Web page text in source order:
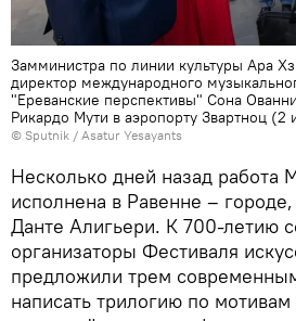
Замминистра по линии культуры Ара
директор международного
"Ереванские перспективы" Сона
Рикардо Мути в аэропорту Звартноц (2
© Sputnik / Asatur Yesayants
Несколько дней назад работа
исполнена в Равенне – городе,
Данте Алигьери. К 700-летию
организаторы Фестиваля
предложили трем
написать трилогию по